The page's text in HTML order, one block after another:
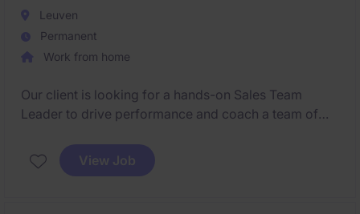
Leuven
Permanent
Work from home
Our client is looking for a hands-on Sales Team
Leader to drive performance and coach a team of
This role combines strong people leadership with a
sharp commercial mindset in a demanding direct
View Job